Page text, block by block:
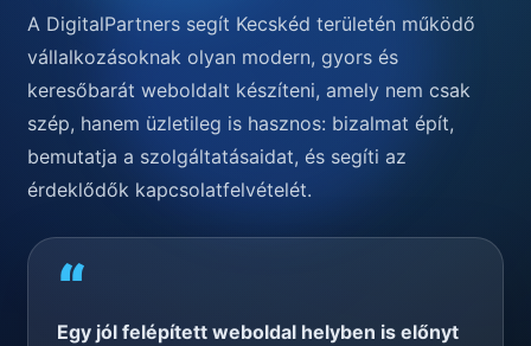
A DigitalPartners segít Kecskéd területén működő
vállalkozásoknak olyan modern, gyors és
keresőbarát weboldalt készíteni, amely nem csak
szép, hanem üzletileg is hasznos: bizalmat épít,
bemutatja a szolgáltatásaidat, és segíti az
érdeklődők kapcsolatfelvételét.
“
Egy jól felépített weboldal helyben is előnyt